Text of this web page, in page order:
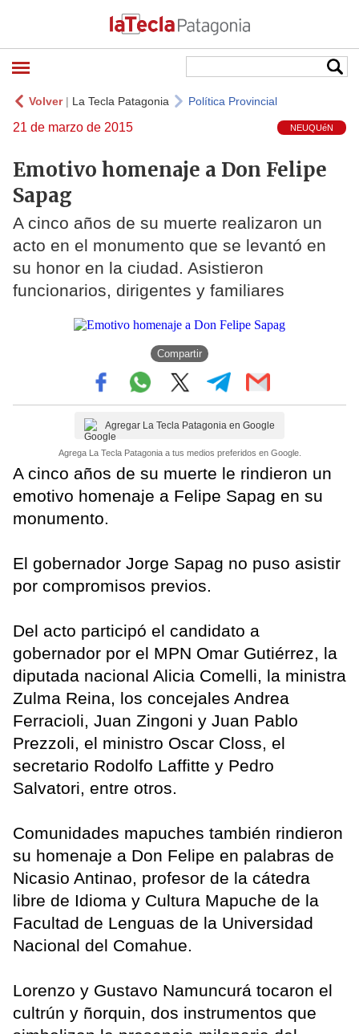
Volver| La Tecla Patagonia Política Provincial
21 de marzo de 2015 NEUQUéN
Emotivo homenaje a Don Felipe
Sapag
A cinco años de su muerte realizaron un
acto en el monumento que se levantó en
su honor en la ciudad. Asistieron
funcionarios, dirigentes y familiares
Compartir
Agregar La Tecla Patagonia en Google
Agrega La Tecla Patagonia a tus medios preferidos en Google.
A cinco años de su muerte le rindieron un
emotivo homenaje a Felipe Sapag en su
monumento.
El gobernador Jorge Sapag no puso asistir
por compromisos previos.
Del acto participó el candidato a
gobernador por el MPN Omar Gutiérrez, la
diputada nacional Alicia Comelli, la ministra
Zulma Reina, los concejales Andrea
Ferracioli, Juan Zingoni y Juan Pablo
Prezzoli, el ministro Oscar Closs, el
secretario Rodolfo Laffitte y Pedro
Salvatori, entre otros.
Comunidades mapuches también rindieron
su homenaje a Don Felipe en palabras de
Nicasio Antinao, profesor de la cátedra
libre de Idioma y Cultura Mapuche de la
Facultad de Lenguas de la Universidad
Nacional del Comahue.
Lorenzo y Gustavo Namuncurá tocaron el
cultrún y ñorquin, dos instrumentos que